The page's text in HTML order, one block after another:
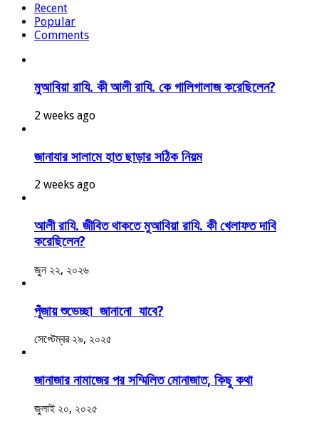
Recent
Popular
Comments
মুআবিয়া রাযি. কী আলী রাযি. কে গালিগালাজ করেছিলেন?
2 weeks ago
জানাযার সালামে হাত ছাড়ার সঠিক নিয়ম
2 weeks ago
আলী রাযি. জীবিত থাকতে মুআবিয়া রাযি. কী খেলাফত দাবি
করেছিলেন?
জুন ২২, ২০২৬
পূঁজায় শুভেচ্ছা জানানো যাবে?
সেপ্টেম্বর ২৯, ২০২৫
জানাজার নামাজের পর সম্মিলিত মোনাজাত, কিছু কথা
জুলাই ২০, ২০২৫